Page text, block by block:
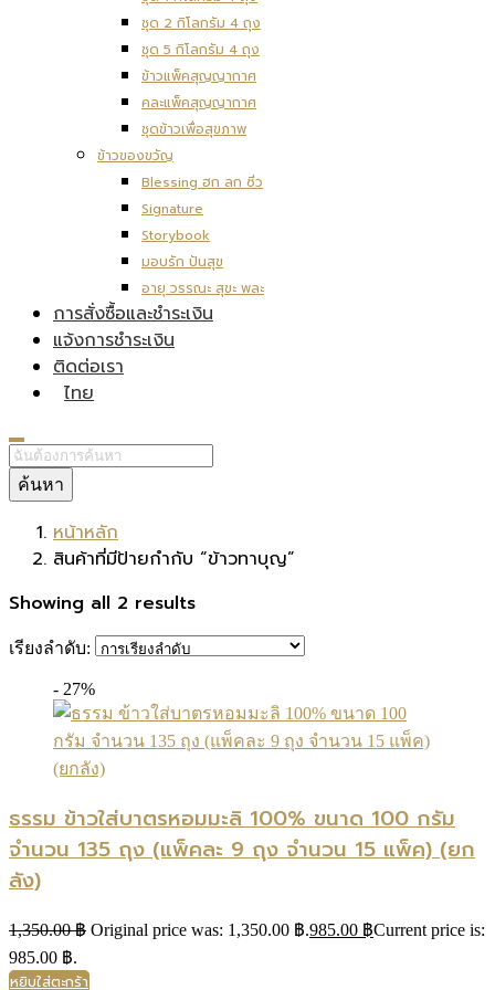
ชุด 2 กิโลกรัม 4 ถุง
ชุด 5 กิโลกรัม 4 ถุง
ข้าวแพ็คสุญญากาศ
คละแพ็คสุญญากาศ
ชุดข้าวเพื่อสุขภาพ
ข้าวของขวัญ
Blessing ฮก ลก ซิ่ว
Signature
Storybook
มอบรัก ปันสุข
อายุ วรรณะ สุขะ พละ
การสั่งซื้อและชำระเงิน
แจ้งการชำระเงิน
ติดต่อเรา
ไทย
ค้นหา
หน้าหลัก
สินค้าที่มีป้ายกำกับ “ข้าวทาบุญ”
Showing all 2 results
เรียงลำดับ:
- 27%
ธรรม ข้าวใส่บาตรหอมมะลิ 100% ขนาด 100 กรัม
จำนวน 135 ถุง (แพ็คละ 9 ถุง จำนวน 15 แพ็ค) (ยก
ลัง)
1,350.00฿ Original price was: 1,350.00 ฿.985.00 ฿Current price is:
985.00 ฿.
หยิบใส่ตะกร้า